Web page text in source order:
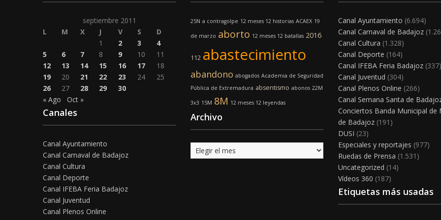
septiembre 2011
L
M X J V S
D
1
2 3
4
5
6 7 8 9 10
11
12
13 14 15 16 17
18
19
20 21 22 23 24
25
26
27 28 29
30
« Ago
Oct »
Canales
Canal Ayuntamiento
Canal Carnaval de Badajoz
Canal Cultura
Canal Deporte
Canal IFEBA Feria Badajoz
Canal Juventud
Canal Plenos Online
25N a contragolpe 12 meses 12 historias ACAEX 19
de marzo aborto 12 meses 12 batallas 2016
112 abastecimiento
abandono abogados Academia de Seguridad
Pública de Extremadura absentismo abonos 22M
3x3 15M 8M 12 meses 12 leyendas
Archivo
Archivo
Canal Ayuntamiento (6.694)
Canal Carnaval de Badajoz
Canal Cultura (1.328)
Canal Deporte (164)
Canal IFEBA Feria Badajoz (337)
Canal Juventud (304)
Canal Plenos Online (266)
Canal Semana Santa de
Conciertos Banda Municipal de
de Badajoz (191)
DUSI (23)
Especiales y reportajes (977)
Ruedas de Prensa (1.531)
Uncategorized (14)
Vídeos 360 (187)
Etiquetas más usadas